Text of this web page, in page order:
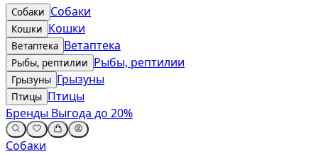
Собаки Собаки
Кошки Кошки
Ветаптека Ветаптека
Рыбы, рептилии Рыбы, рептилии
Грызуны Грызуны
Птицы Птицы
Бренды Выгода до 20%
Собаки